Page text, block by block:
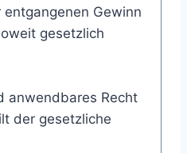
Gewinn
gesetzlich
anwendbares Recht
der gesetzliche